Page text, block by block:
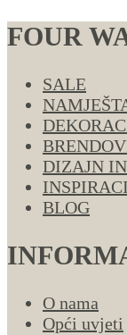
FOUR
SALE
DIZAJN
BLOG
O nama
Opći uvjeti